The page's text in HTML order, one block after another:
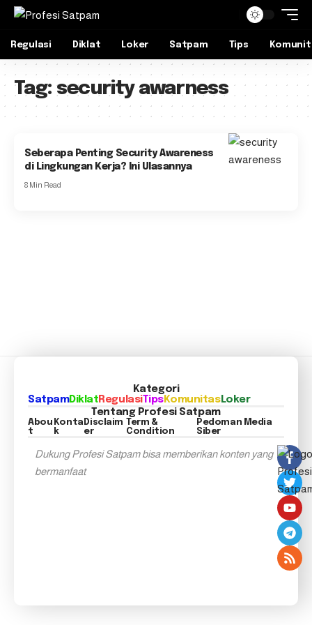
Regulasi Diklat Loker Satpam Tips
Tag: security awarness
Seberapa Penting Security Awareness
di Lingkungan Kerja? Ini Ulasannya
8 Min Read
Kategori
SatpamDiklatRegulasiTipsKomunitasLoker
Tentang Profesi Satpam
Abou
t
Konta
k
Disclaim
er
Term &
Condition
Pedoman Media
Siber
Dukung Profesi Satpam bisa memberikan konten yang
bermanfaat